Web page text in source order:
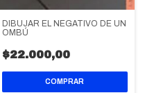
DIBUJAR EL NEGATIVO DE UN
OMBÚ
$22.000,00